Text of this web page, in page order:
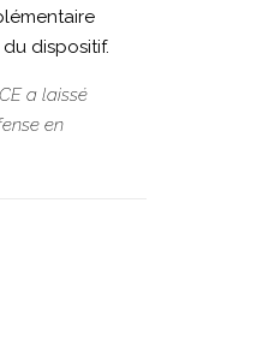
dispositif.
a laissé
en